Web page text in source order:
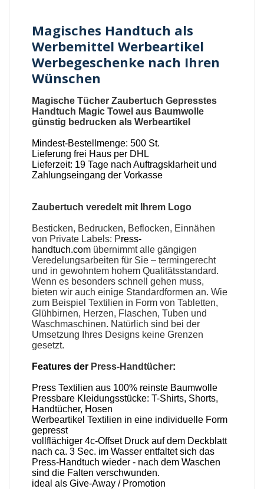
Magisches Handtuch als
Werbemittel Werbeartikel
Werbegeschenke nach Ihren
Wünschen
Magische Tücher Zaubertuch Gepresstes
Handtuch Magic Towel aus Baumwolle
günstig bedrucken als Werbeartikel
Mindest-Bestellmenge: 500 St.
Lieferung frei Haus per DHL
Lieferzeit: 19 Tage nach Auftragsklarheit und
Zahlungseingang der Vorkasse
Zaubertuch veredelt mit Ihrem Logo
Besticken, Bedrucken, Beflocken, Einnähen
von Private Labels: Press-
handtuch.com übernimmt alle gängigen
Veredelungsarbeiten für Sie – termingerecht
und in gewohntem hohem Qualitätsstandard.
Wenn es besonders schnell gehen muss,
bieten wir auch einige Standardformen an. Wie
zum Beispiel Textilien in Form von Tabletten,
Glühbirnen, Herzen, Flaschen, Tuben und
Waschmaschinen. Natürlich sind bei der
Umsetzung Ihres Designs keine Grenzen
gesetzt.
Features der Press-Handtücher:
Press Textilien aus 100% reinste Baumwolle
Pressbare Kleidungsstücke: T-Shirts, Shorts,
Handtücher, Hosen
Werbeartikel Textilien in eine individuelle Form
gepresst
vollflächiger 4c-Offset Druck auf dem Deckblatt
nach ca. 3 Sec. im Wasser entfaltet sich das
Press-Handtuch wieder - nach dem Waschen
sind die Falten verschwunden.
ideal als Give-Away / Promotion